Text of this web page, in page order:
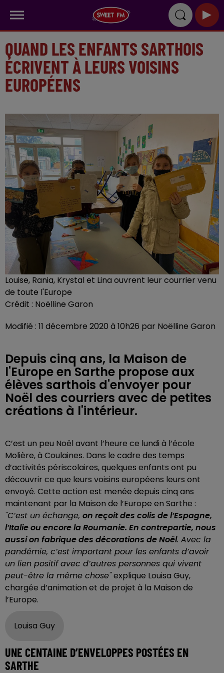
QUAND LES ENFANTS SARTHOIS
ÉCRIVENT À LEURS VOISINS
EUROPÉENS
Louise, Rania, Krystal et Lina ouvrent leur courrier venu
de toute l'Europe
Crédit : Noëlline Garon
Modifié : 11 décembre 2020 à 10h26 par Noëlline Garon
Depuis cinq ans, la Maison de
l'Europe en Sarthe propose aux
élèves sarthois d'envoyer pour
Noël des courriers avec de petites
créations à l'intérieur.
C’est un peu Noël avant l’heure ce lundi à l’école
Molière, à Coulaines. Dans le cadre des temps
d’activités périscolaires, quelques enfants ont pu
découvrir ce que leurs voisins européens leurs ont
envoyé. Cette action est menée depuis cinq ans
maintenant par la Maison de l’Europe en Sarthe :
"C’est un échange, on reçoit des colis de l’Espagne,
l’Italie ou encore la Roumanie. En contrepartie, nous
aussi on fabrique des décorations de Noël. Avec la
pandémie, c’est important pour les enfants d’avoir
un lien positif avec d’autres personnes qui vivent
peut-être la même chose"explique Louisa Guy,
chargée d’animation et de projet à la Maison de
l’Europe.
Louisa Guy
UNE CENTAINE D’ENVELOPPES POSTÉES EN
SARTHE